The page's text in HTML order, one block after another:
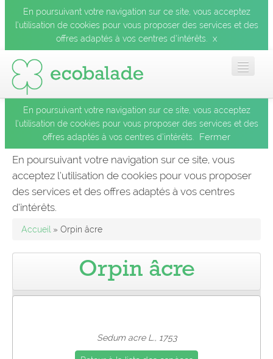
En poursuivant votre navigation sur ce site, vous acceptez
l’utilisation de cookies pour vous proposer des services et des
offres adaptés à vos centres d’intérêts.
x
Accueil
Les balades
Les espèces
Pro
En poursuivant votre navigation sur ce site, vous acceptez
l’utilisation de cookies pour vous proposer des services et des
offres adaptés à vos centres d’intérêts.
Fermer
En poursuivant votre navigation sur ce site, vous
acceptez l’utilisation de cookies pour vous proposer
des services et des offres adaptés à vos centres
d’intérêts.
Accueil » Orpin âcre
Orpin âcre
Sedum acre L., 1753